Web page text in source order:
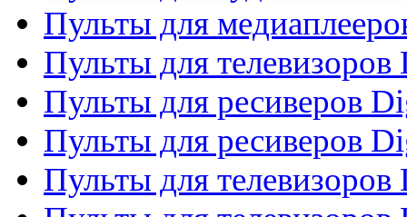
Пульты для
Пульты для телевизоров
Пульты для ресиверов
Пульты для ресиверов
Пульты для